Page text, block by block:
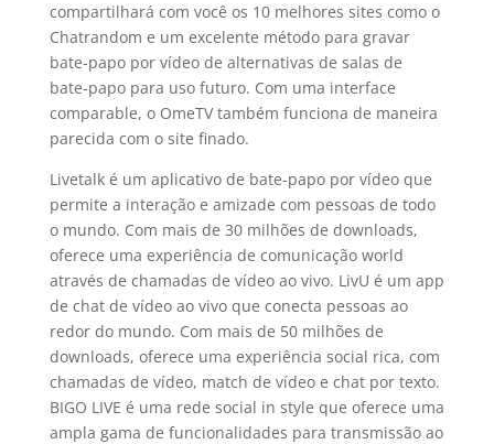
compartilhará com você os 10 melhores sites como o
Chatrandom e um excelente método para gravar
bate-papo por vídeo de alternativas de salas de
bate-papo para uso futuro. Com uma interface
comparable, o OmeTV também funciona de maneira
parecida com o site finado.
Livetalk é um aplicativo de bate-papo por vídeo que
permite a interação e amizade com pessoas de todo
o mundo. Com mais de 30 milhões de downloads,
oferece uma experiência de comunicação world
através de chamadas de vídeo ao vivo. LivU é um app
de chat de vídeo ao vivo que conecta pessoas ao
redor do mundo. Com mais de 50 milhões de
downloads, oferece uma experiência social rica, com
chamadas de vídeo, match de vídeo e chat por texto.
BIGO LIVE é uma rede social in style que oferece uma
ampla gama de funcionalidades para transmissão ao